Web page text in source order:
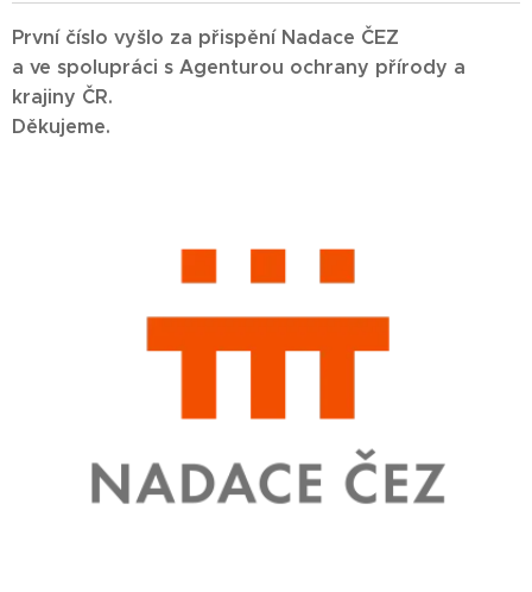
První číslo vyšlo za přispění Nadace ČEZ
a ve spolupráci s Agenturou ochrany přírody a
krajiny ČR.
Děkujeme.